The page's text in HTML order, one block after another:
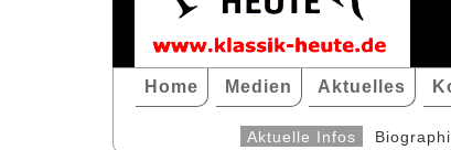
Home Medien Aktuelles
Aktuelle Infos